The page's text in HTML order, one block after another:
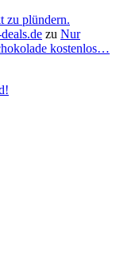
zu plündern.
zu Nur
kostenlos…